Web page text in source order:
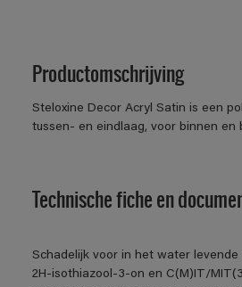
Productomschrijving
Steloxine Decor Acryl Satin is een
tussen- en eindlaag, voor binnen en
Technische fiche en
Schadelijk voor in het water
2H-isothiazool-3-on en C(M)IT/